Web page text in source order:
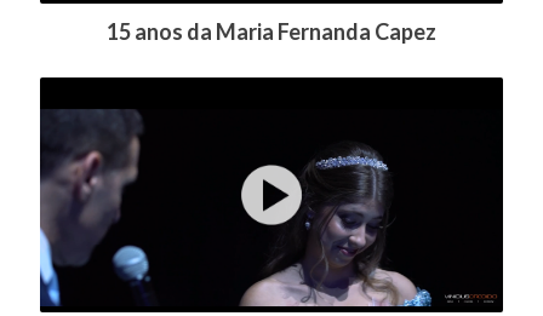
15 anos da Maria Fernanda Capez